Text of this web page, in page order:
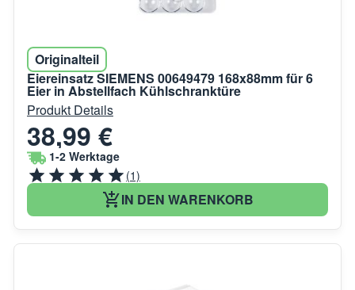
Originalteil
Eiereinsatz SIEMENS 00649479 168x88mm für 6
Eier in Abstellfach Kühlschranktüre
Produkt Details
38,99 €
1-2 Werktage
(1)
IN DEN WARENKORB